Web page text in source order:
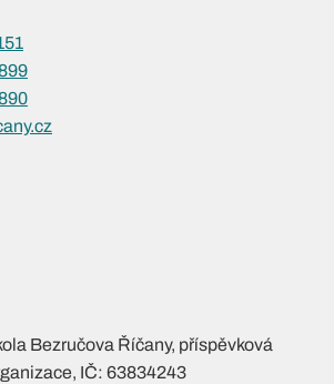
Bezručova Říčany, příspěvková
IČ: 63834243